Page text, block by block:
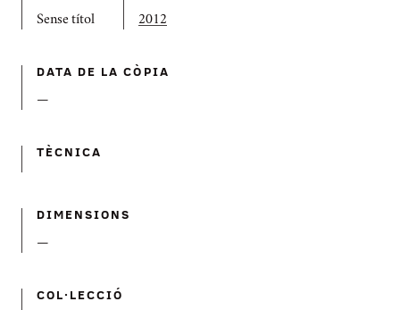
Sense títol 2012
DATA DE LA CÒPIA
—
TÈCNICA
DIMENSIONS
—
COL·LECCIÓ